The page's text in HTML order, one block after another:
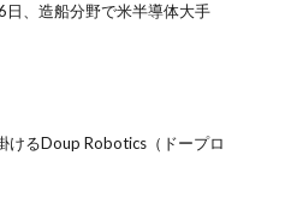
、造船分野で米半導体大手
けるDoup Robotics（ドープロ